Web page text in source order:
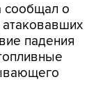
сообщал о
падения